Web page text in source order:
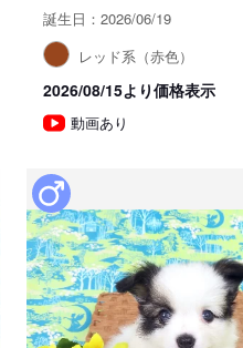
誕生日：2026/06/19
レッド系（赤色）
2026/08/15より価格表示
動画あり